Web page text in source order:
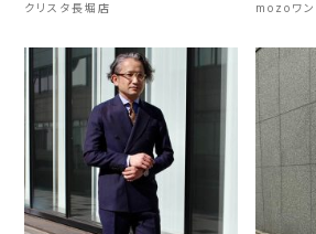
クリスタ長堀店 mozoワン